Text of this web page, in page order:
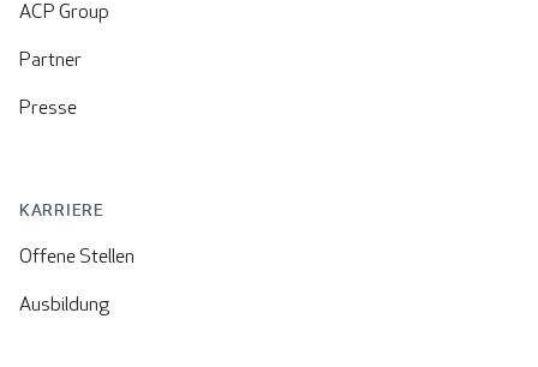
ACP Group
Partner
Presse
KARRIERE
Offene Stellen
Ausbildung